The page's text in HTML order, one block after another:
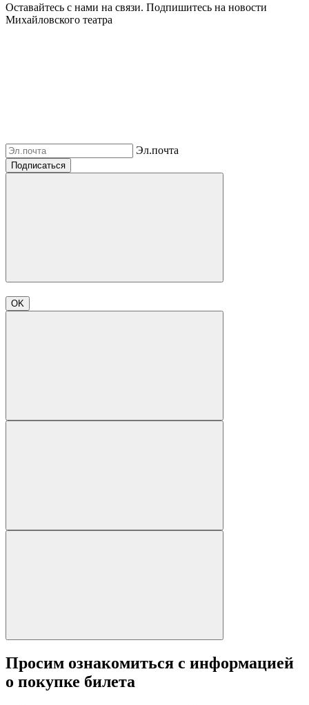
Оставайтесь с нами на связи. Подпишитесь на новости
Михайловского театра
Эл.почта
Подписаться
OK
Просим ознакомиться с информацией
о покупке билета